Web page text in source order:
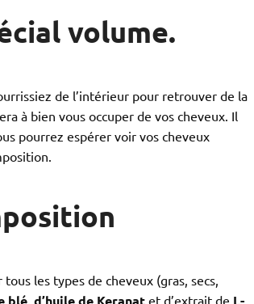
volume.
de l’intérieur pour retrouver de la
à bien vous occuper de vos cheveux. Il
pourrez espérer voir vos cheveux
les types de cheveux (gras, secs,
blé, d’huile de Keranatet d’extrait de L-